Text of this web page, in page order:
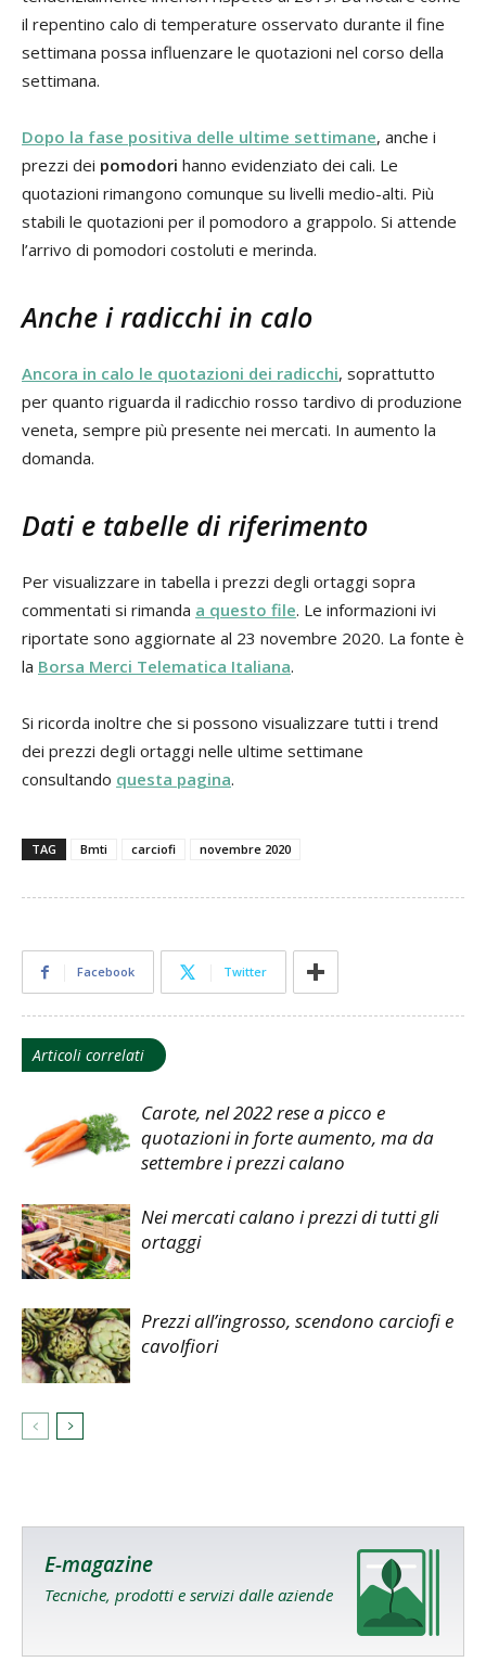
il repentino calo di temperature osservato durante il fine
settimana possa influenzare le quotazioni nel corso della
settimana.
Dopo la fase positiva delle ultime settimane, anche i
prezzi dei pomodori hanno evidenziato dei cali. Le
quotazioni rimangono comunque su livelli medio-alti. Più
stabili le quotazioni per il pomodoro a grappolo. Si attende
l’arrivo di pomodori costoluti e merinda.
Anche i radicchi in calo
Ancora in calo le quotazioni dei radicchi, soprattutto
per quanto riguarda il radicchio rosso tardivo di produzione
veneta, sempre più presente nei mercati. In aumento la
domanda.
Dati e tabelle di riferimento
Per visualizzare in tabella i prezzi degli ortaggi sopra
commentati si rimanda a questo file. Le informazioni ivi
riportate sono aggiornate al 23 novembre 2020. La fonte è
la Borsa Merci Telematica Italiana.
Si ricorda inoltre che si possono visualizzare tutti i trend
dei prezzi degli ortaggi nelle ultime settimane
consultando questa pagina.
TAG Bmti carciofi novembre 2020
Facebook Twitter
Articoli correlati
Carote, nel 2022 rese a picco e
quotazioni in forte aumento, ma da
settembre i prezzi calano
Nei mercati calano i prezzi di tutti gli
ortaggi
Prezzi all’ingrosso, scendono carciofi e
cavolfiori
E-magazine
Tecniche, prodotti e servizi dalle aziende